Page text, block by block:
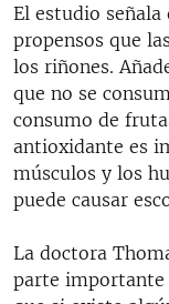
El estudio señala
propensos que
los riñones.
que no se
consumo de
antioxidante es
músculos y los
puede causar
La doctora
parte importante